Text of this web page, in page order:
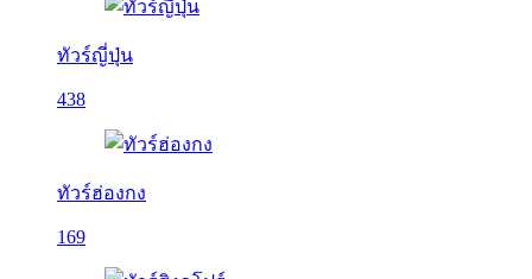
ทัวร์ญี่ปุ่น
438
ทัวร์ฮ่องกง
169